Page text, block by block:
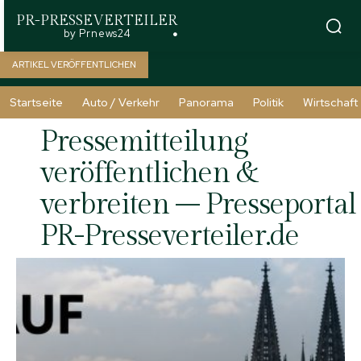
PR-PRESSEVERTEILER
by Prnews24
ARTIKEL VERÖFFENTLICHEN
Startseite Auto / Verkehr Panorama Politik Wirtschaft
Pressemitteilung
veröffentlichen &
verbreiten – Presseportal
PR-Presseverteiler.de